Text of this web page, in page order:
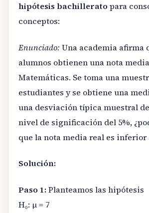
hipótesis bachillerato para
conceptos:
Enunciado: Una academia afirma
alumnos obtienen una nota
Matemáticas. Se toma una
estudiantes y se obtiene una
una desviación típica muestral de
nivel de significación del 5%,
que la nota media real es inferior
Solución:
Paso 1:Planteamos las hipótesis
H₀: μ = 7